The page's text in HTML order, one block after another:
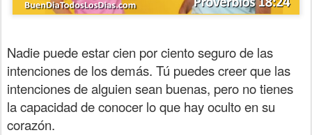
Nadie puede estar cien por ciento seguro de las
intenciones de los demás. Tú puedes creer que las
intenciones de alguien sean buenas, pero no tienes
la capacidad de conocer lo que hay oculto en su
corazón.